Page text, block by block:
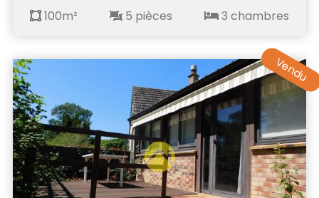
100m² 5 pièces 3 chambres
Vendu